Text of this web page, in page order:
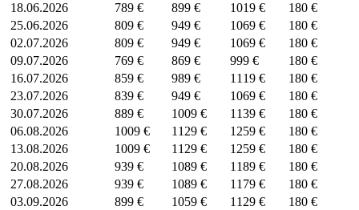
18.06.2026 789 € 899 € 1019 €
180 €
25.06.2026
809 € 949 € 1069 €
180 €
02.07.2026
809 € 949 € 1069 €
180 €
09.07.2026
769 € 869 € 999 €
180 €
16.07.2026
859 € 989 € 1119 €
180 €
23.07.2026
839 € 949 € 1069 €
180 €
30.07.2026
889 € 1009 € 1139 €
180 €
06.08.2026
1009 € 1129 € 1259 €
180 €
13.08.2026
1009 € 1129 € 1259 €
180 €
20.08.2026
939 € 1089 € 1189 €
180 €
27.08.2026
939 € 1089 € 1179 €
180 €
03.09.2026
899 € 1059 € 1129 €
180 €